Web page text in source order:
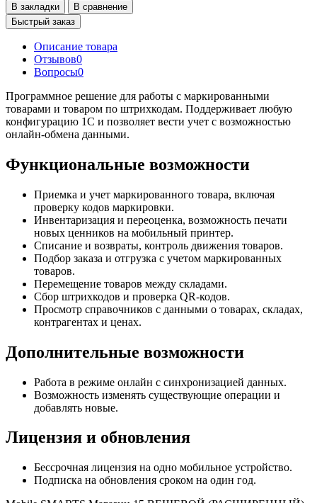
В закладки
В сравнение
Быстрый заказ
Описание товара
Отзывов0
Вопросы0
Программное решение для работы с маркированными
товарами и товаром по штрихкодам. Поддерживает любую
конфигурацию 1С и позволяет вести учет с возможностью
онлайн-обмена данными.
Функциональные возможности
Приемка и учет маркированного товара, включая
проверку кодов маркировки.
Инвентаризация и переоценка, возможность печати
новых ценников на мобильный принтер.
Списание и возвраты, контроль движения товаров.
Подбор заказа и отгрузка с учетом маркированных
товаров.
Перемещение товаров между складами.
Сбор штрихкодов и проверка QR-кодов.
Просмотр справочников с данными о товарах, складах,
контрагентах и ценах.
Дополнительные возможности
Работа в режиме онлайн с синхронизацией данных.
Возможность изменять существующие операции и
добавлять новые.
Лицензия и обновления
Бессрочная лицензия на одно мобильное устройство.
Подписка на обновления сроком на один год.